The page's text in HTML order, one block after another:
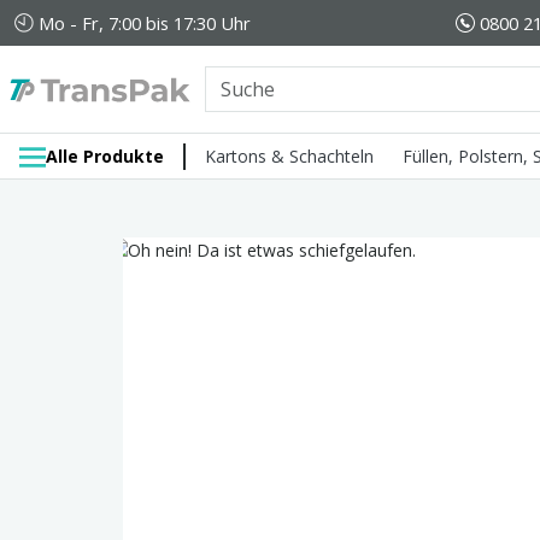
Mo - Fr, 7:00 bis 17:30 Uhr 0800
Alle Produkte Kartons & Schachteln Füllen, Polstern,